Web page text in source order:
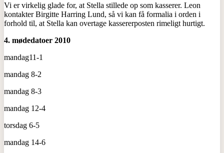
Vi er virkelig glade for, at Stella stillede op som kasserer. Leon
kontakter Birgitte Harring Lund, så vi kan få formalia i orden i
forhold til, at Stella kan overtage kassererposten rimeligt hurtigt.
4. mødedatoer 2010
mandag11-1
mandag 8-2
mandag 8-3
mandag 12-4
torsdag 6-5
mandag 14-6